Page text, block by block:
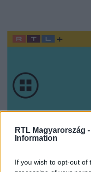
RTL Magyarország -
Information
If you wish to opt-out of
Nézd vissza a Híradó